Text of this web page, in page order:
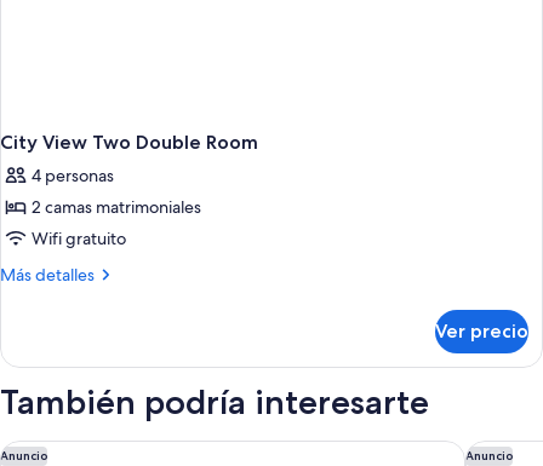
City View Two Double Room
4 personas
2 camas matrimoniales
Wifi gratuito
Más detalles
Más
View
Double
Ver precio
También podría interesarte
Anuncio
Novotel Wellington Anuncio
Sofitel